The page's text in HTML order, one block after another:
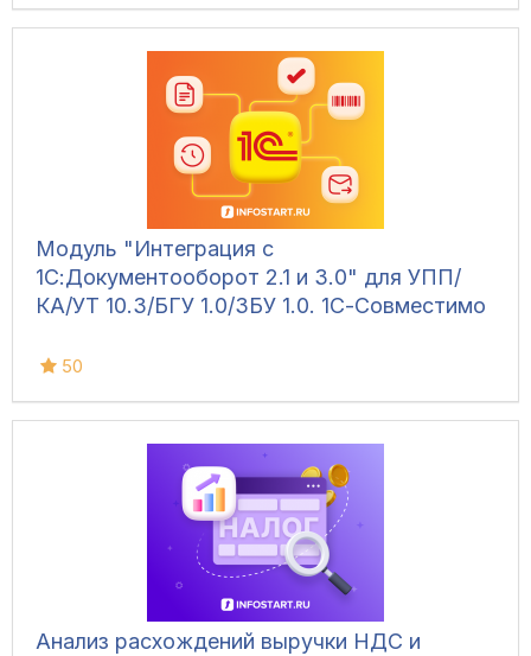
Модуль "Интеграция с
1С:Документооборот 2.1 и 3.0" для УПП/
КА/УТ 10.3/БГУ 1.0/ЗБУ 1.0. 1С-Совместимо
50
Анализ расхождений выручки НДС и